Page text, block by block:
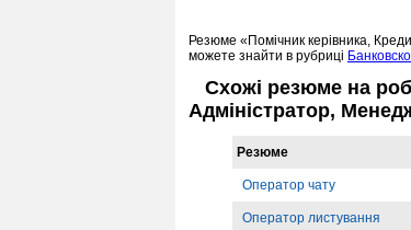
Резюме «Помічник керівника,
можете знайти в рубриці
Схожі резюме на
Адміністратор,
Резюме
Оператор чату
Оператор листування